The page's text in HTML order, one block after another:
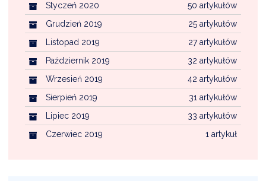
50 artykułów
Styczeń 2020
25 artykułów
Grudzień 2019
27 artykułów
Listopad 2019
32 artykułów
Październik 2019
42 artykułów
Wrzesień 2019
31 artykułów
Sierpień 2019
33 artykułów
Lipiec 2019
1 artykuł
Czerwiec 2019